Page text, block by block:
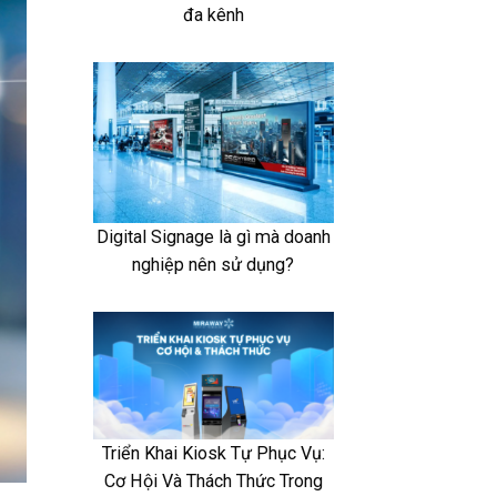
đa kênh
Digital Signage là gì mà doanh
nghiệp nên sử dụng?
Triển Khai Kiosk Tự Phục Vụ:
Cơ Hội Và Thách Thức Trong